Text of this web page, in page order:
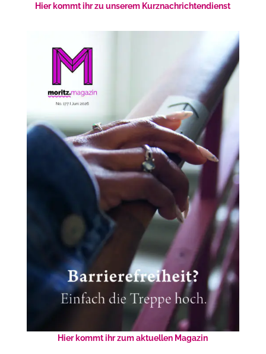
Hier kommt ihr zu unserem Kurznachrichtendienst
Hier kommt ihr zum aktuellen Magazin